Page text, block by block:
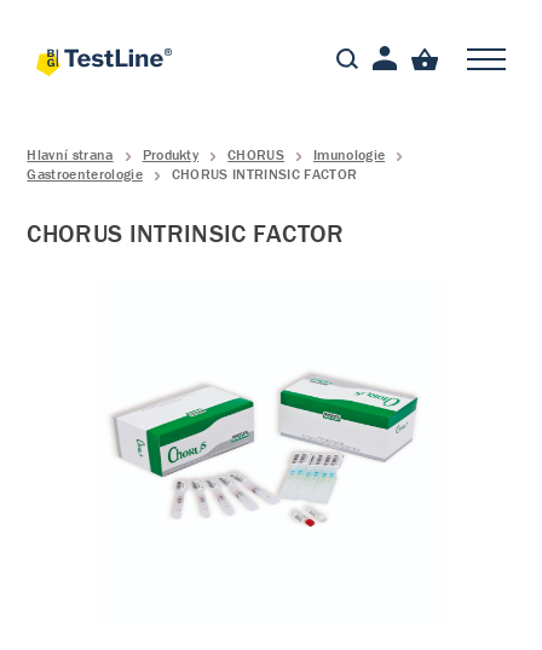
Hlavní strana Produkty CHORUS
Imunologie
Gastroenterologie
CHORUS INTRINSIC FACTOR
CHORUS INTRINSIC FACTOR